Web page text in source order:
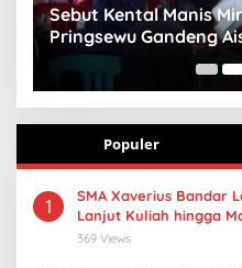
Sebut Kental Manis
Pringsewu Gandeng
Gizi Anak
Populer
1
SMA Xaverius Bandar
Lanjut Kuliah hingga
369 Views